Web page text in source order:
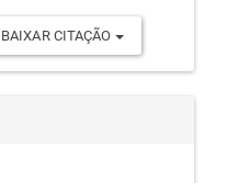
BAIXAR CITAÇÃO